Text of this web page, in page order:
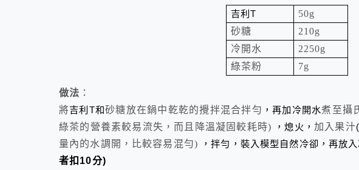
吉利 T
50g
砂糖
210g
冷開水
2250g
綠茶粉
7g
做法 ：
將吉利 T和砂糖放在鍋中乾乾的攪拌混合拌勻 ，再加冷開水煮至攝
綠茶的營養素較易流失，而且降溫凝固較耗時) ，熄火，加入果汁
量內的水調開，比較容易混勻) ，拌勻，裝入模型自然冷卻，再放
者扣 10分)